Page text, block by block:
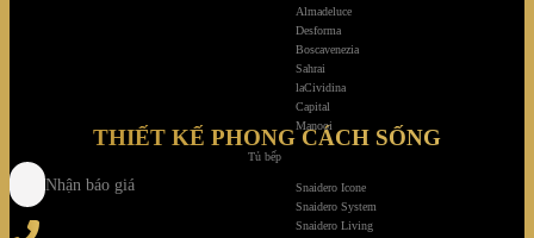
Almadeluce
Desforma
Boscavenezia
Sahrai
laCividina
Capital
Manooi
Tủ bếp
Snaidero Icone
Snaidero System
Snaidero Living
THIẾT KẾ PHONG CÁCH SỐNG
Nhận báo giá